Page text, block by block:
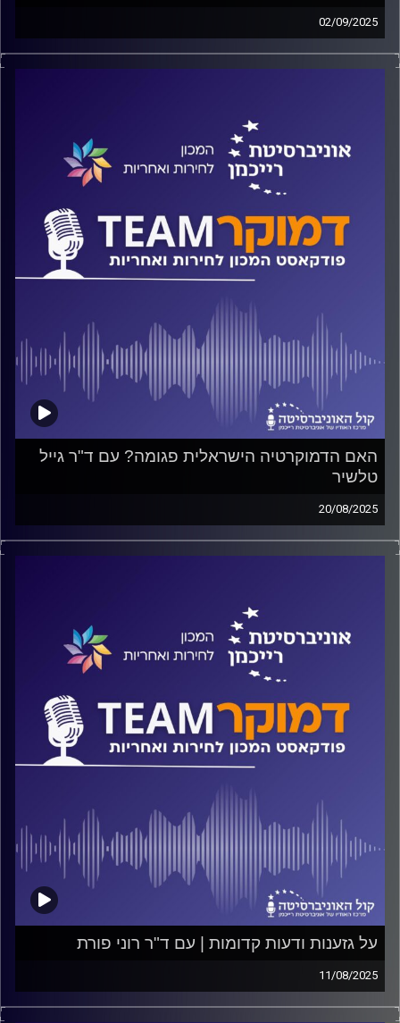
02/09/2025
פודקאסט המכון לחירות ואחריות באוניברסיטת רייכמן
אותנו תוצאות הבחירות האחרונות בארה"ב ובישראל? על כל
אלה ועוד ישוחח ד"ר חיים וייצמן עם ד"ר ערן אמסלם
המכון לחירות ואחריות
האם הדמוקרטיה הישראלית פגומה? עם ד"ר גייל
טלשיר
20/08/2025
פודקאסט המכון לחירות ואחריות באוניברסיטת רייכמן
להצדקה אמונית? על כל אלה ועוד ישוחח ד"ר חיים וייצמן עם
ד"ר גייל טלשיר
המכון לחירות ואחריות
על גזענות ודעות קדומות | עם ד"ר רוני פורת
11/08/2025
פודקאסט המכון לחירות ואחריות באוניברסיטת רייכמן